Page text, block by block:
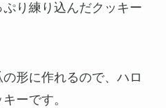
り練り込んだクッキー
形に作れるので、ハロ
ーです。